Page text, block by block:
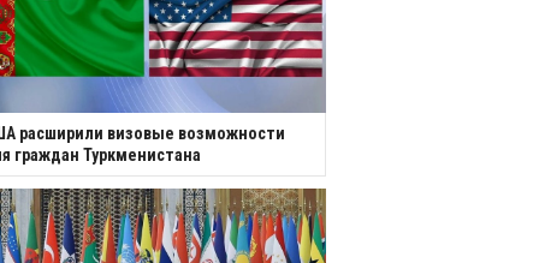
расширили визовые возможности
граждан Туркменистана